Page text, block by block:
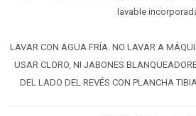
lavable
LAVAR CON AGUA FRÍA. NO LAVAR A
USAR CLORO, NI JABONES
DEL LADO DEL REVÉS CON PLANCHA